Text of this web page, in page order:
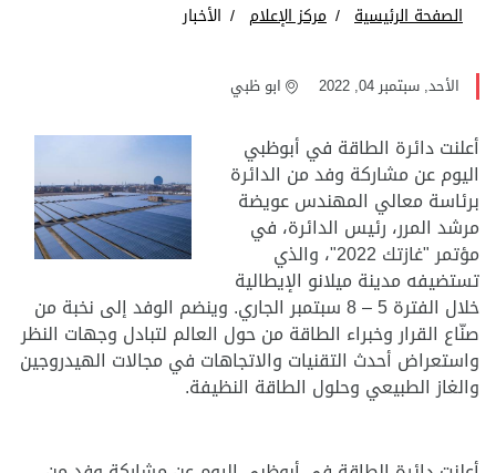
الصفحة الرئيسية مركز الإعلام الأخبار
الأحد, سبتمبر 04, 2022 ابو ظبي
أعلنت دائرة الطاقة في أبوظبي
اليوم عن مشاركة وفد من الدائرة
برئاسة معالي المهندس عويضة
مرشد المرر، رئيس الدائرة، في
مؤتمر "غازتك 2022"، والذي
تستضيفه مدينة ميلانو الإيطالية
خلال الفترة 5 – 8 سبتمبر الجاري. وينضم الوفد إلى نخبة من
صنّاع القرار وخبراء الطاقة من حول العالم لتبادل وجهات النظر
واستعراض أحدث التقنيات والاتجاهات في مجالات الهيدروجين
والغاز الطبيعي وحلول الطاقة النظيفة.